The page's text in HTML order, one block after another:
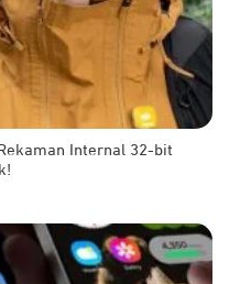
Internal 32-bit